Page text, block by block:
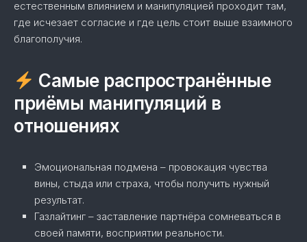
естественным влиянием и манипуляцией проходит там,
где исчезает согласие и где цель стоит выше взаимного
благополучия.
Самые распространённые
приёмы манипуляций в
отношениях
Эмоциональная подмена – провокация чувства
вины, стыда или страха, чтобы получить нужный
результат.
Газлайтинг – заставление партнёра сомневаться в
своей памяти, восприятии реальности.